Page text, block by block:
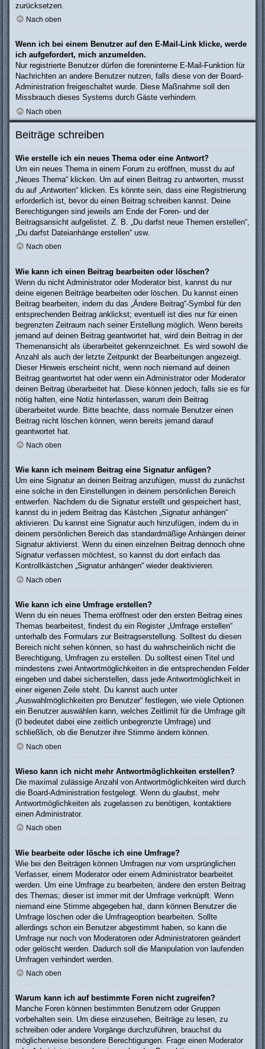
zurücksetzen.
Nach oben
Wenn ich bei einem Benutzer auf den E-Mail-Link klicke, werde
ich aufgefordert, mich anzumelden.
Nur registrierte Benutzer dürfen die foreninterne E-Mail-Funktion für
Nachrichten an andere Benutzer nutzen, falls diese von der Board-
Administration freigeschaltet wurde. Diese Maßnahme soll den
Missbrauch dieses Systems durch Gäste verhindern.
Nach oben
Beiträge schreiben
Wie erstelle ich ein neues Thema oder eine Antwort?
Um ein neues Thema in einem Forum zu eröffnen, musst du auf
„Neues Thema“ klicken. Um auf einen Beitrag zu antworten, musst
du auf „Antworten“ klicken. Es könnte sein, dass eine Registrierung
erforderlich ist, bevor du einen Beitrag schreiben kannst. Deine
Berechtigungen sind jeweils am Ende der Foren- und der
Beitragsansicht aufgelistet. Z. B. „Du darfst neue Themen erstellen“,
„Du darfst Dateianhänge erstellen“ usw.
Nach oben
Wie kann ich einen Beitrag bearbeiten oder löschen?
Wenn du nicht Administrator oder Moderator bist, kannst du nur
deine eigenen Beiträge bearbeiten oder löschen. Du kannst einen
Beitrag bearbeiten, indem du das „Ändere Beitrag“-Symbol für den
entsprechenden Beitrag anklickst; eventuell ist dies nur für einen
begrenzten Zeitraum nach seiner Erstellung möglich. Wenn bereits
jemand auf deinen Beitrag geantwortet hat, wird dein Beitrag in der
Themenansicht als überarbeitet gekennzeichnet. Es wird sowohl die
Anzahl als auch der letzte Zeitpunkt der Bearbeitungen angezeigt.
Dieser Hinweis erscheint nicht, wenn noch niemand auf deinen
Beitrag geantwortet hat oder wenn ein Administrator oder Moderator
deinen Beitrag überarbeitet hat. Diese können jedoch, falls sie es für
nötig halten, eine Notiz hinterlassen, warum dein Beitrag
überarbeitet wurde. Bitte beachte, dass normale Benutzer einen
Beitrag nicht löschen können, wenn bereits jemand darauf
geantwortet hat.
Nach oben
Wie kann ich meinem Beitrag eine Signatur anfügen?
Um eine Signatur an deinen Beitrag anzufügen, musst du zunächst
eine solche in den Einstellungen in deinem persönlichen Bereich
entwerfen. Nachdem du die Signatur erstellt und gespeichert hast,
kannst du in jedem Beitrag das Kästchen „Signatur anhängen“
aktivieren. Du kannst eine Signatur auch hinzufügen, indem du in
deinem persönlichen Bereich das standardmäßige Anhängen deiner
Signatur aktivierst. Wenn du einen einzelnen Beitrag dennoch ohne
Signatur verfassen möchtest, so kannst du dort einfach das
Kontrollkästchen „Signatur anhängen“ wieder deaktivieren.
Nach oben
Wie kann ich eine Umfrage erstellen?
Wenn du ein neues Thema eröffnest oder den ersten Beitrag eines
Themas bearbeitest, findest du ein Register „Umfrage erstellen“
unterhalb des Formulars zur Beitragserstellung. Solltest du diesen
Bereich nicht sehen können, so hast du wahrscheinlich nicht die
Berechtigung, Umfragen zu erstellen. Du solltest einen Titel und
mindestens zwei Antwortmöglichkeiten in die entsprechenden Felder
eingeben und dabei sicherstellen, dass jede Antwortmöglichkeit in
einer eigenen Zeile steht. Du kannst auch unter
„Auswahlmöglichkeiten pro Benutzer“ festlegen, wie viele Optionen
ein Benutzer auswählen kann, welches Zeitlimit für die Umfrage gilt
(0 bedeutet dabei eine zeitlich unbegrenzte Umfrage) und
schließlich, ob die Benutzer ihre Stimme ändern können.
Nach oben
Wieso kann ich nicht mehr Antwortmöglichkeiten erstellen?
Die maximal zulässige Anzahl von Antwortmöglichkeiten wird durch
die Board-Administration festgelegt. Wenn du glaubst, mehr
Antwortmöglichkeiten als zugelassen zu benötigen, kontaktiere
einen Administrator.
Nach oben
Wie bearbeite oder lösche ich eine Umfrage?
Wie bei den Beiträgen können Umfragen nur vom ursprünglichen
Verfasser, einem Moderator oder einem Administrator bearbeitet
werden. Um eine Umfrage zu bearbeiten, ändere den ersten Beitrag
des Themas; dieser ist immer mit der Umfrage verknüpft. Wenn
niemand eine Stimme abgegeben hat, dann können Benutzer die
Umfrage löschen oder die Umfrageoption bearbeiten. Sollte
allerdings schon ein Benutzer abgestimmt haben, so kann die
Umfrage nur noch von Moderatoren oder Administratoren geändert
oder gelöscht werden. Dadurch soll die Manipulation von laufenden
Umfragen verhindert werden.
Nach oben
Warum kann ich auf bestimmte Foren nicht zugreifen?
Manche Foren können bestimmten Benutzern oder Gruppen
vorbehalten sein. Um diese einzusehen, Beiträge zu lesen, zu
schreiben oder andere Vorgänge durchzuführen, brauchst du
möglicherweise besondere Berechtigungen. Frage einen Moderator